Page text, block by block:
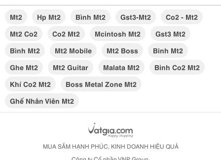
Mt2 Hp Mt2 Bình Mt2 Gst3-Mt2
Co2 - Mt2
Mt2 Co2
Co2 Mt2 Mcintosh Mt2
Gst3 Mt2
Bình Mt2
Mt2 Mobile Mt2 Boss
Binh Mt2
Ghe Mt2
Mt2 Guitar Malata Mt2
Binh Co2 Mt2
Khí Co2 Mt2
Boss Metal Zone Mt2
Ghế Nhân Viên Mt2
MUA SẮM HẠNH PHÚC, KINH DOANH HIỆU QUẢ